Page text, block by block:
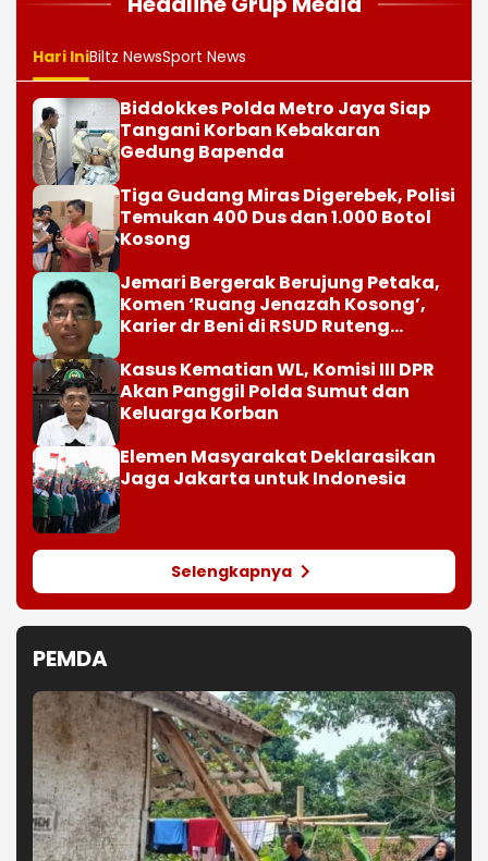
Hari IniBiltz NewsSport News
Biddokkes Polda Metro Jaya Siap
Tangani Korban Kebakaran
Gedung Bapenda
Tiga Gudang Miras Digerebek, Polisi
Temukan 400 Dus dan 1.000 Botol
Kosong
Jemari Bergerak Berujung Petaka,
Komen ‘Ruang Jenazah Kosong’,
Karier dr Beni di RSUD Ruteng
Kasus Kematian WL, Komisi III DPR
Akan Panggil Polda Sumut dan
Keluarga Korban
Elemen Masyarakat Deklarasikan
Jaga Jakarta untuk Indonesia
Selengkapnya
PEMDA